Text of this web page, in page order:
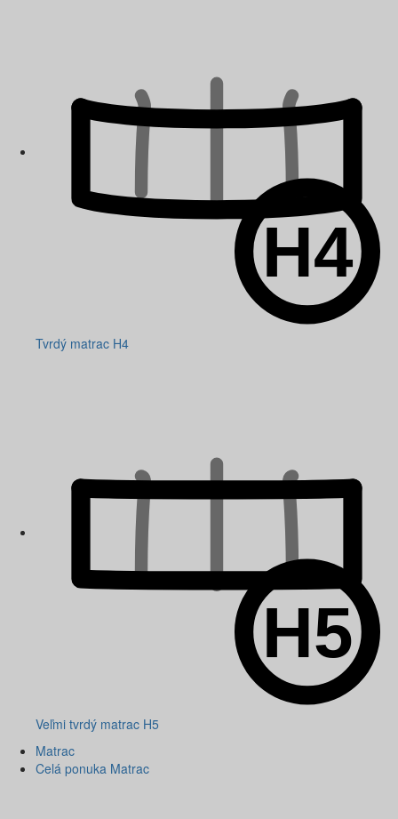
Tvrdý matrac H4
Veľmi tvrdý matrac H5
Matrac
Celá ponuka Matrac